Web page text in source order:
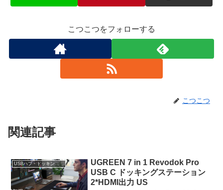
こつこつをフォローする
こつこつ
関連記事
USBハブ・ドッキングステーション
UGREEN 7 in 1 Revodok Pro
USB C ドッキングステーション
2*HDMI出力 US